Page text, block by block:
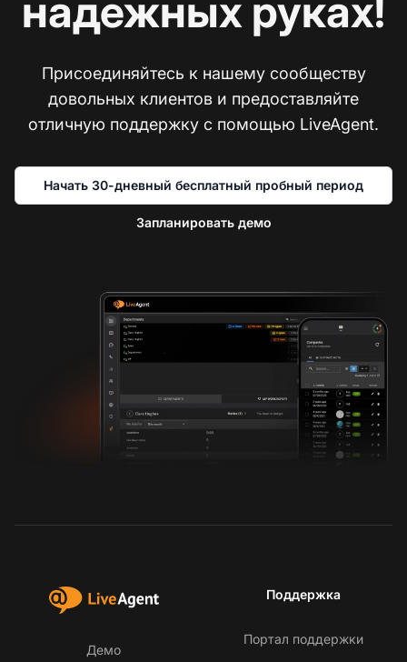
надежных руках!
Присоединяйтесь к нашему сообществу
довольных клиентов и предоставляйте
отличную поддержку с помощью LiveAgent.
Начать 30-дневный бесплатный пробный период
Запланировать демо
Демо
Поддержка
Портал поддержки